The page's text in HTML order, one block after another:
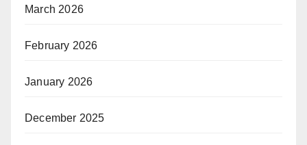
March 2026
February 2026
January 2026
December 2025